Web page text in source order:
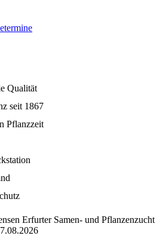
Qualität
seit 1867
Pflanzzeit
Erfurter Samen- und Pflanzenzucht